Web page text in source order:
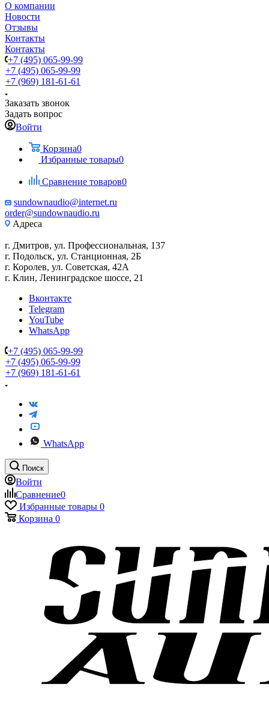
О компании
Новости
Отзывы
Контакты
Контакты
+7 (495) 065-99-99
+7 (495) 065-99-99
+7 (969) 181-61-61
Заказать звонок
Задать вопрос
Войти
Корзина0
Избранные товары0
Сравнение товаров0
sundownaudio@internet.ru
order@sundownaudio.ru
Адреса
г. Дмитров, ул. Профессиональная, 137
г. Подольск, ул. Станционная, 2Б
г. Королев, ул. Советская, 42А
г. Клин, Ленинградское шоссе, 21
Вконтакте
Telegram
YouTube
WhatsApp
+7 (495) 065-99-99
+7 (495) 065-99-99
+7 (969) 181-61-61
WhatsApp
Поиск
Войти
Сравнение0
Избранные товары 0
Корзина 0